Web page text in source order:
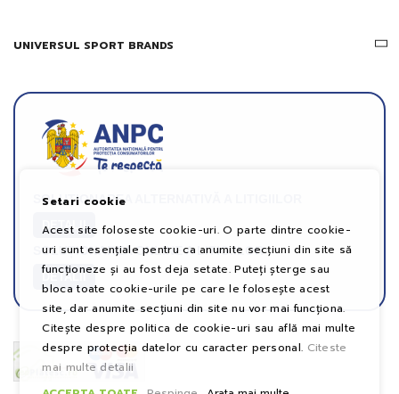
UNIVERSUL SPORT BRANDS
SOLUȚIONAREA ALTERNATIVĂ A LITIGIILOR
DETALII
SOLUȚIONAREA ONLINE A LITIGIILOR
DETALII
Setari cookie
Acest site foloseste cookie-uri. O parte dintre cookie-
uri sunt esențiale pentru ca anumite secțiuni din site să
funcționeze și au fost deja setate. Puteți șterge sau
bloca toate cookie-urile pe care le folosește acest
site, dar anumite secțiuni din site nu vor mai funcționa.
Citește despre politica de cookie-uri sau află mai multe
despre protecția datelor cu caracter personal. Citeste
mai multe detalii